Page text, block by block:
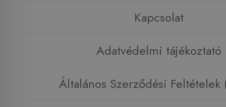
Kapcsolat
Adatvédelmi tájékoztató
Általános Szerződési Feltételek